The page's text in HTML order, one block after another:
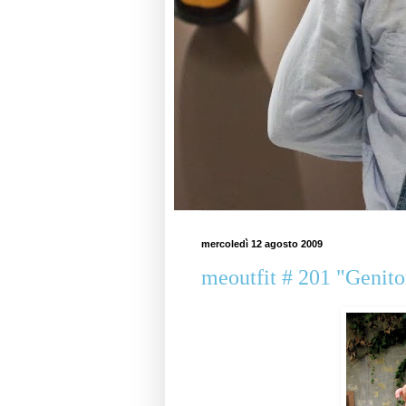
mercoledì 12 agosto 2009
meoutfit # 201